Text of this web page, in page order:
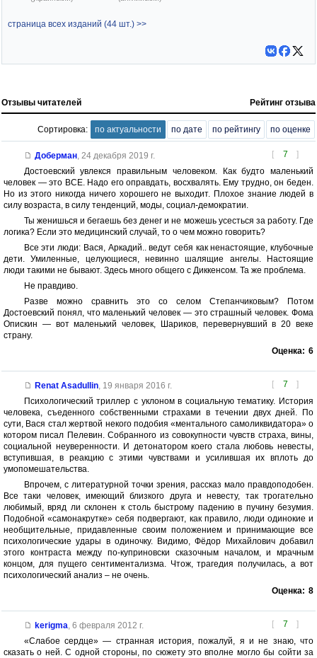
страница всех изданий (44 шт.) >>
Отзывы читателей Рейтинг отзыва
Сортировка: по актуальности по дате по рейтингу по оценке
[ 7 ]
Доберман, 24 декабря 2019 г.
Достоевский увлекся правильным человеком. Как будто маленький
человек — это ВСЕ. Надо его оправдать, восхвалять. Ему трудно, он беден.
Но из этого никогда ничего хорошего не выходит. Плохое знание людей в
силу возраста, в силу тенденций, моды, социал-демократии.
Ты женишься и бегаешь без денег и не можешь усесться за работу. Где
логика? Если это медицинский случай, то о чем можно говорить?
Все эти люди: Вася, Аркадий.. ведут себя как ненастоящие, клубочные
дети. Умиленные, целующиеся, невинно шалящие ангелы. Настоящие
люди такими не бывают. Здесь много общего с Диккенсом. Та же проблема.
Не правдиво.
Разве можно сравнить это со селом Степанчиковым? Потом
Достоевский понял, что маленький человек — это страшный человек. Фома
Опискин — вот маленький человек, Шариков, перевернувший в 20 веке
страну.
Оценка: 6
[ 7 ]
Renat Asadullin, 19 января 2016 г.
Психологический триллер с уклоном в социальную тематику. История
человека, съеденного собственными страхами в течении двух дней. По
сути, Вася стал жертвой некого подобия «ментального самоликвидатора» о
котором писал Пелевин. Собранного из совокупности чувств страха, вины,
социальной неуверенности. И детонатором коего стала любовь невесты,
вступившая, в реакцию с этими чувствами и усилившая их вплоть до
умопомешательства.
Впрочем, с литературной точки зрения, рассказ мало правдоподобен.
Все таки человек, имеющий близкого друга и невесту, так трогательно
любимый, вряд ли склонен к столь быстрому падению в пучину безумия.
Подобной «самонакрутке» себя подвергают, как правило, люди одинокие и
необщительные, придавленные своим положением и принимающие все
психологические удары в одиночку. Видимо, Фёдор Михайлович добавил
этого контраста между по-куприновски сказочным началом, и мрачным
концом, для пущего сентиментализма. Чтож, трагедия получилась, а вот
психологический анализ – не очень.
Оценка: 8
[ 7 ]
kerigma, 6 февраля 2012 г.
«Слабое сердце» — странная история, пожалуй, я и не знаю, что
сказать о ней. С одной стороны, по сюжету это вполне могло бы сойти за